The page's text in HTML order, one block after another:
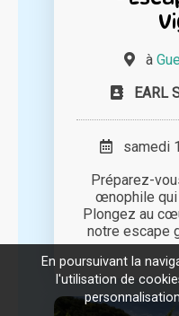
à
EARL
samedi
Préparez-
œnophile qui
Plongez au
notre escape
En poursuivant la
l'utilisation de